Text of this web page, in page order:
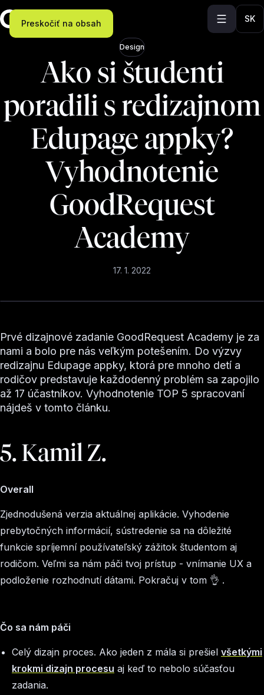
Preskočiť na obsah SK
Design
Ako si študenti
poradili s redizajnom
Edupage appky?
Vyhodnotenie
GoodRequest
Academy
17. 1. 2022
Prvé dizajnové zadanie GoodRequest Academy je za
nami a bolo pre nás veľkým potešením. Do výzvy
redizajnu Edupage appky, ktorá pre mnoho detí a
rodičov predstavuje každodenný problém sa zapojilo
až 17 účastníkov. Vyhodnotenie TOP 5 spracovaní
nájdeš v tomto článku.
5️. Kamil Z.
Overall
Zjednodušená verzia aktuálnej aplikácie. Vyhodenie
prebytočných informácií, sústredenie sa na dôležité
funkcie spríjemní používateľský zážitok študentom aj
rodičom. Veľmi sa nám páči tvoj prístup - vnímanie UX a
podloženie rozhodnutí dátami. Pokračuj v tom 👌 .
Čo sa nám páči
Celý dizajn proces. Ako jeden z mála si prešiel všetkými
krokmi dizajn procesu aj keď to nebolo súčasťou
zadania.